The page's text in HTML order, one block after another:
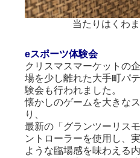
eスポーツ体験会
クリスマスマーケットの
場を少し離れた大手町パ
験会も行われました。
懐かしのゲームを大きな
り、
最新の「グランツーリス
ントローラーを使用し、
ような臨場感を味わえる内